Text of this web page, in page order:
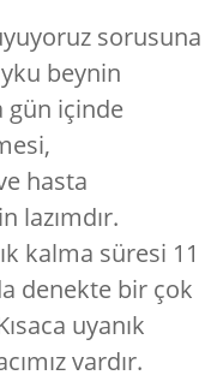
sorusuna
beynin
gün içinde
hasta
lazımdır.
kalma süresi 11
denekte bir çok
uyanık
vardır.